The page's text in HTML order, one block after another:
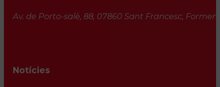
Av. de Porto-salè, 88, 07860 Sant Francesc,
Notícies